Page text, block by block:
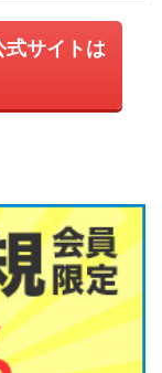
サイトは